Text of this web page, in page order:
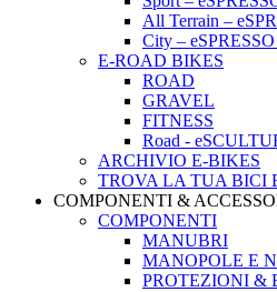
All Terrain –
City –
E-ROAD BIKES
ROAD
GRAVEL
FITNESS
Road -
ARCHIVIO E-BIKES
TROVA LA TUA BICI
COMPONENTI &
COMPONENTI
MANUBRI
MANOPOLE E
PROTEZIONI &